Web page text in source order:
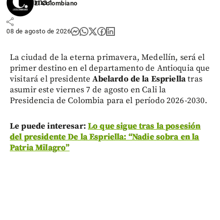
Maradona?
share
El Colombiano
08 de agosto de 2026
La ciudad de la eterna primavera, Medellín, será el
primer destino en el departamento de Antioquia que
visitará el presidente Abelardo de la Espriellatras
asumir este viernes 7 de agosto en Cali la
Presidencia de Colombia para el período 2026-2030.
Le puede interesar: Lo que sigue tras la posesión
del presidente De la Espriella: “Nadie sobra en la
Patria Milagro”